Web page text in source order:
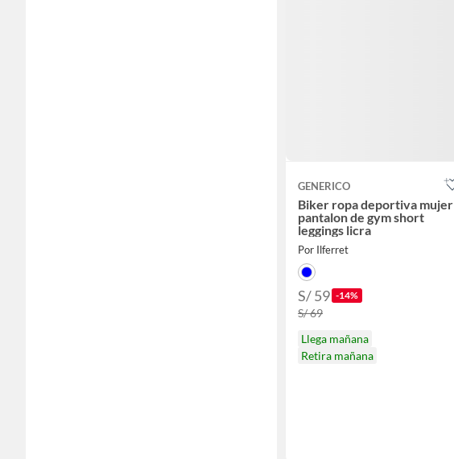
GENERICO
Biker ropa deportiva mujer
pantalon de gym short
leggings licra
Por Ilferret
S/ 59 -14%
S/ 69
Llega mañana
Retira mañana